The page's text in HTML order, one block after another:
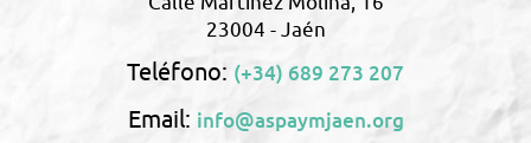
23004 - Jaén
Teléfono: (+34) 689 273 207
Email: info@aspaymjaen.org